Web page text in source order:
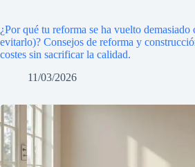
¿Por qué tu reforma se ha vuelto demasiado
evitarlo)? Consejos de reforma y
costes sin sacrificar la calidad.
11/03/2026